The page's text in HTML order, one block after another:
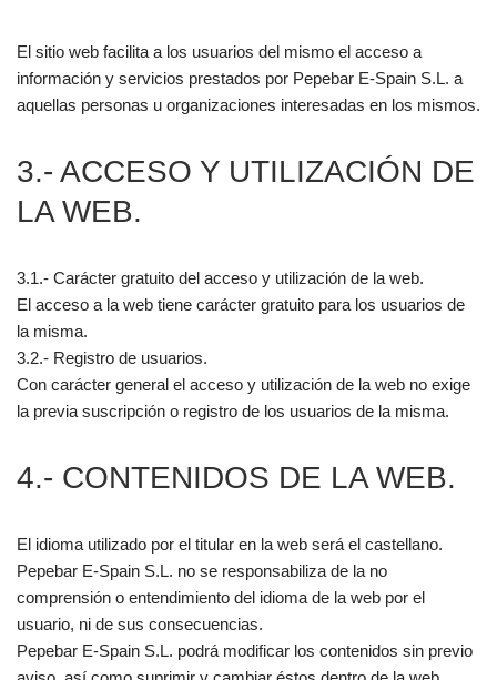
El sitio web facilita a los usuarios del mismo el acceso a
información y servicios prestados por Pepebar E-Spain S.L. a
aquellas personas u organizaciones interesadas en los mismos.
3.- ACCESO Y UTILIZACIÓN DE
LA WEB.
3.1.- Carácter gratuito del acceso y utilización de la web.
El acceso a la web tiene carácter gratuito para los usuarios de
la misma.
3.2.- Registro de usuarios.
Con carácter general el acceso y utilización de la web no exige
la previa suscripción o registro de los usuarios de la misma.
4.- CONTENIDOS DE LA WEB.
El idioma utilizado por el titular en la web será el castellano.
Pepebar E-Spain S.L. no se responsabiliza de la no
comprensión o entendimiento del idioma de la web por el
usuario, ni de sus consecuencias.
Pepebar E-Spain S.L. podrá modificar los contenidos sin previo